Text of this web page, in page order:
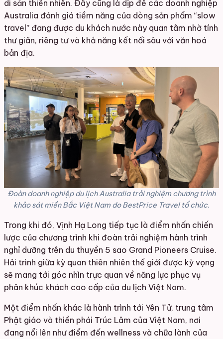
di sản thiên nhiên. Đây cũng là dịp để các doanh nghiệp
Australia đánh giá tiềm năng của dòng sản phẩm “slow
travel” đang được du khách nước này quan tâm nhờ tính
thư giãn, riêng tư và khả năng kết nối sâu với văn hoá
bản địa.
Đoàn doanh nghiệp du lịch Australia trải nghiệm chương trình
khảo sát miền Bắc Việt Nam do BestPrice Travel tổ chức.
Trong khi đó, Vịnh Hạ Long tiếp tục là điểm nhấn chiến
lược của chương trình khi đoàn trải nghiệm hành trình
nghỉ dưỡng trên du thuyền 5 sao Grand Pioneers Cruise.
Hải trình giữa kỳ quan thiên nhiên thế giới được kỳ vọng
sẽ mang tới góc nhìn trực quan về năng lực phục vụ
phân khúc khách cao cấp của du lịch Việt Nam.
Một điểm nhấn khác là hành trình tới Yên Tử, trung tâm
Phật giáo và thiền phái Trúc Lâm của Việt Nam, nơi
đang nổi lên như điểm đến wellness và chữa lành của